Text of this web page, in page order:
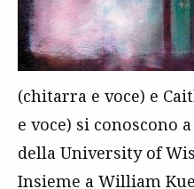
(chitarra e voce) e
e voce) si conoscono
della University of
Insieme a William